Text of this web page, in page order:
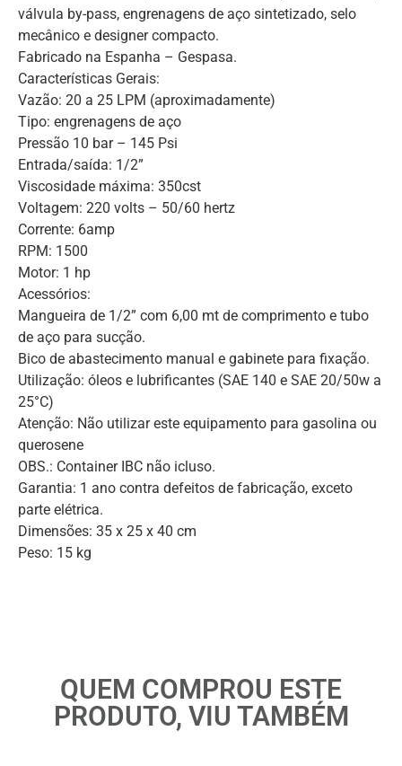
válvula by-pass, engrenagens de aço sintetizado, selo
mecânico e designer compacto.
Fabricado na Espanha – Gespasa.
Características Gerais:
Vazão: 20 a 25 LPM (aproximadamente)
Tipo: engrenagens de aço
Pressão 10 bar – 145 Psi
Entrada/saída: 1/2”
Viscosidade máxima: 350cst
Voltagem: 220 volts – 50/60 hertz
Corrente: 6amp
RPM: 1500
Motor: 1 hp
Acessórios:
Mangueira de 1/2” com 6,00 mt de comprimento e tubo
de aço para sucção.
Bico de abastecimento manual e gabinete para fixação.
Utilização: óleos e lubrificantes (SAE 140 e SAE 20/50w a
25°C)
Atenção: Não utilizar este equipamento para gasolina ou
querosene
OBS.: Container IBC não icluso.
Garantia: 1 ano contra defeitos de fabricação, exceto
parte elétrica.
Dimensões: 35 x 25 x 40 cm
Peso: 15 kg
QUEM COMPROU ESTE
PRODUTO, VIU TAMBÉM